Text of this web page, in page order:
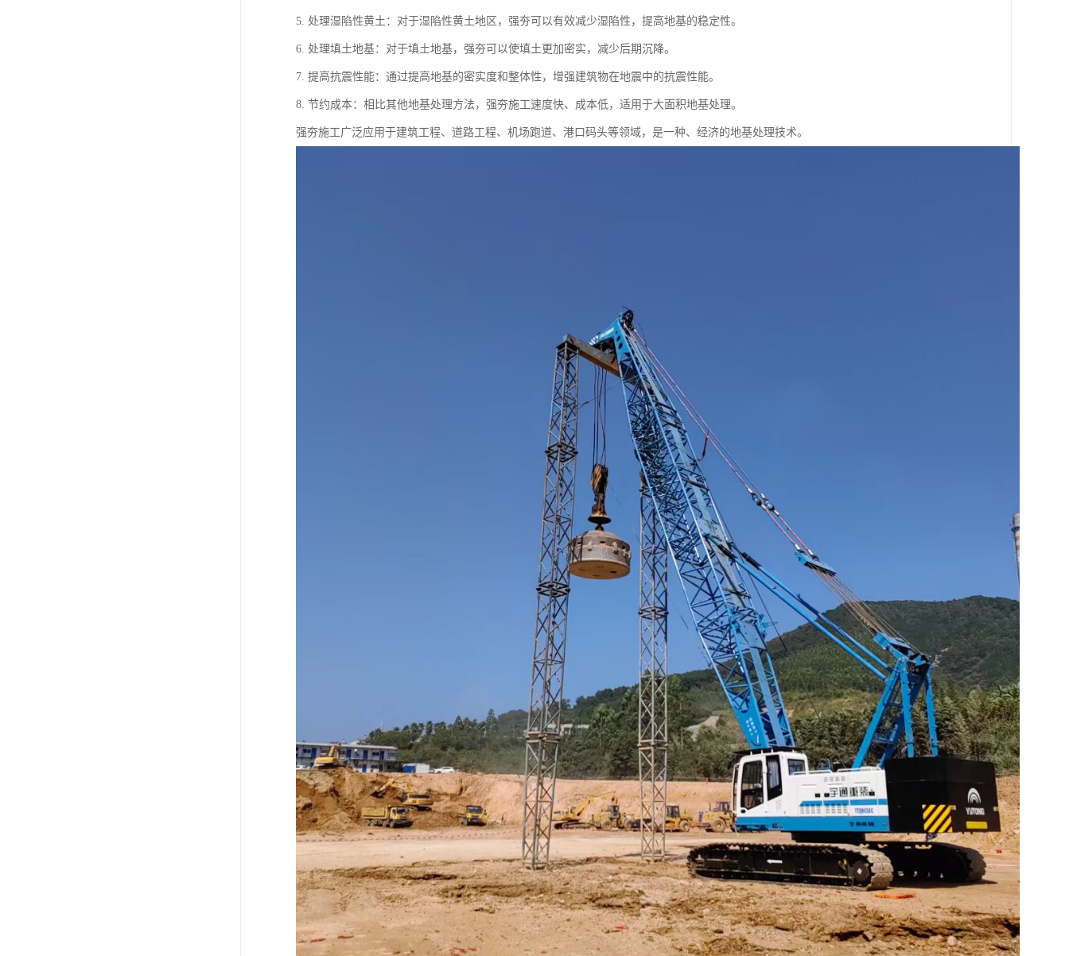
5. 处理湿陷性黄土：对于湿陷性黄土地区，强夯可以有效减少湿陷性，提高地基的稳定性。
6. 处理填土地基：对于填土地基，强夯可以使填土更加密实，减少后期沉降。
7. 提高抗震性能：通过提高地基的密实度和整体性，增强建筑物在地震中的抗震性能。
8. 节约成本：相比其他地基处理方法，强夯施工速度快、成本低，适用于大面积地基处理。
强夯施工广泛应用于建筑工程、道路工程、机场跑道、港口码头等领域，是一种、经济的地基处理技术。